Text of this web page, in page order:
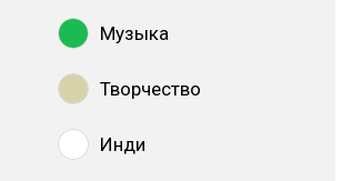
Музыка
Творчество
Инди